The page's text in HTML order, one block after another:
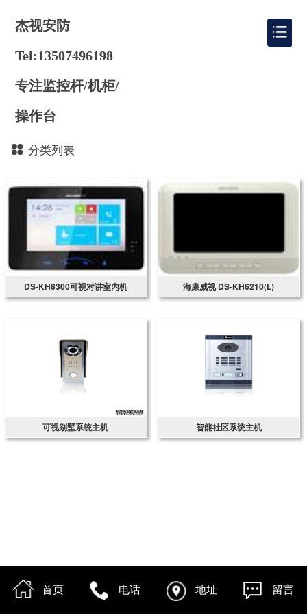
杰视安防
Tel:13507496198
专注监控杆/机柜/
操作台
分类列表
DS-KH8300可视对讲室内机 海康威视 DS-KH6210(L)
可视别墅系统主机 智能社区系统主机
首页 电话 地址 留言